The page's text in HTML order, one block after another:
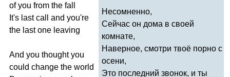
of you from the fall
It's last call and you're
the last one leaving
And you thought you
could change the world
Несомненно,
Сейчас он дома в своей
комнате,
Наверное, смотри твоё порно с
осени,
Это последний звонок, и ты